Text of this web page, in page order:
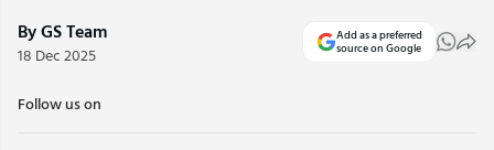
By GS Team
18 Dec 2025
Add as a preferred
source on Google
Follow us on